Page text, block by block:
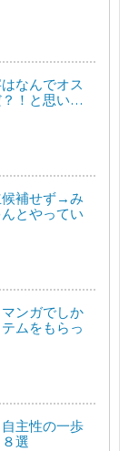
なんでオス
？！と思い…
候補せず→み
とやってい
ンガでしか
ムをもらっ
主性の一歩
選